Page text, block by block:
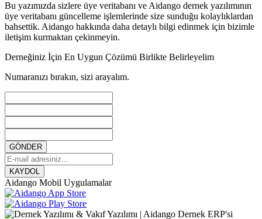
Bu yazımızda sizlere üye veritabanı ve Aidango dernek yazılımının
üye veritabanı güncelleme işlemlerinde size sunduğu kolaylıklardan
bahsettik. Aidango hakkında daha detaylı bilgi edinmek için bizimle
iletişim kurmaktan çekinmeyin.
Derneğiniz İçin En Uygun Çözümü Birlikte Belirleyelim
Numaranızı bırakın, sizi arayalım.
GÖNDER
KAYDOL
Aidango Mobil Uygulamalar